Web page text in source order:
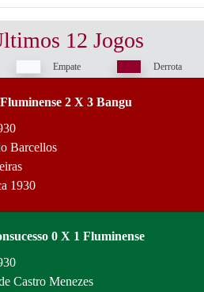
12 Jogos
Empate Derrota
Fluminense 2 X 3 Bangu
Barcellos
1930
0 X 1 Fluminense
Castro Menezes